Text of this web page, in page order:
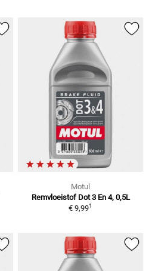
Motul
Remvloeistof Dot 3 En 4, 0,5L
€ 9,991